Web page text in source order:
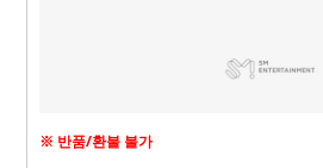
※ 반품/환불 불가